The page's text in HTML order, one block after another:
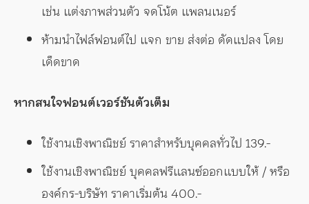
เช่น แต่งภาพส่วนตัว จดโน้ต แพลนเนอร์
ห้ามนำไฟล์ฟอนต์ไป แจก ขาย ส่งต่อ ดัดแปลง โดย
เด็ดขาด
หากสนใจฟอนต์เวอร์ชันตัวเต็ม
ใช้งานเชิงพาณิชย์ ราคาสำหรับบุคคลทั่วไป 139.-
ใช้งานเชิงพาณิชย์ บุคคลฟรีแลนซ์ออกแบบให้ / หรือ
องค์กร-บริษัท ราคาเริ่มต้น 400.-